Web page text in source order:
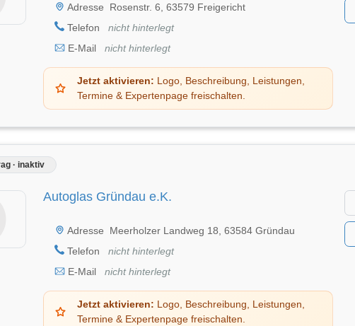
Adresse
Rosenstr. 6, 63579 Freigericht
Telefon
nicht hinterlegt
E-Mail
nicht hinterlegt
Jetzt aktivieren: Logo, Beschreibung, Leistungen,
Termine & Expertenpage freischalten.
· inaktiv
Autoglas Gründau e.K.
Adresse
Meerholzer Landweg 18, 63584 Gründau
Telefon
nicht hinterlegt
E-Mail
nicht hinterlegt
Jetzt aktivieren: Logo, Beschreibung, Leistungen,
Termine & Expertenpage freischalten.